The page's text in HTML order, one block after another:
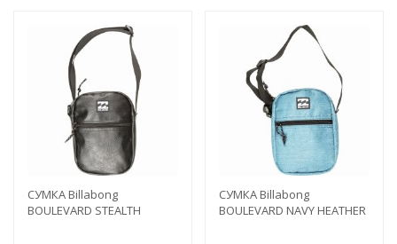
СУМКА Billabong
BOULEVARD STEALTH
СУМКА Billabong
BOULEVARD NAVY HEATHER